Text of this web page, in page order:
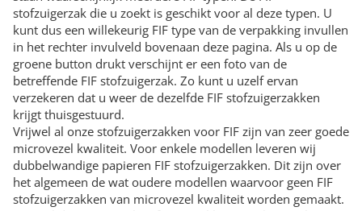
stofzuigerzak die u zoekt is geschikt voor al deze typen. U
kunt dus een willekeurig FIF type van de verpakking invullen
in het rechter invulveld bovenaan deze pagina. Als u op de
groene button drukt verschijnt er een foto van de
betreffende FIF stofzuigerzak. Zo kunt u uzelf ervan
verzekeren dat u weer de dezelfde FIF stofzuigerzakken
krijgt thuisgestuurd.
Vrijwel al onze stofzuigerzakken voor FIF zijn van zeer goede
microvezel kwaliteit. Voor enkele modellen leveren wij
dubbelwandige papieren FIF stofzuigerzakken. Dit zijn over
het algemeen de wat oudere modellen waarvoor geen FIF
stofzuigerzakken van microvezel kwaliteit worden gemaakt.